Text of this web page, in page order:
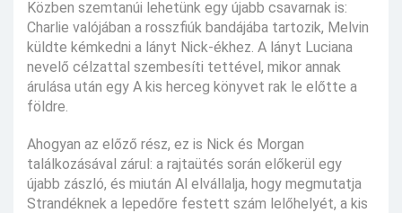
Közben szemtanúi lehetünk egy újabb csavarnak is:
Charlie valójában a rosszfiúk bandájába tartozik, Melvin
küldte kémkedni a lányt Nick-ékhez. A lányt Luciana
nevelő célzattal szembesíti tettével, mikor annak
árulása után egy A kis herceg könyvet rak le előtte a
földre.
Ahogyan az előző rész, ez is Nick és Morgan
találkozásával zárul: a rajtaütés során előkerül egy
újabb zászló, és miután Al elvállalja, hogy megmutatja
Strandéknek a lepedőre festett szám lelőhelyét, a kis